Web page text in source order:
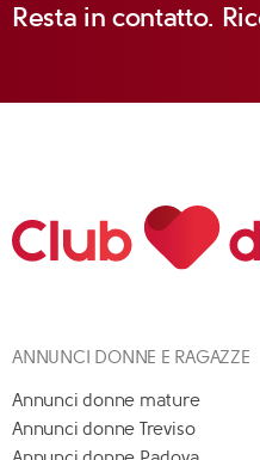
Resta in contatto.
ANNUNCI DONNE E RAGAZZE
Annunci donne mature
Annunci donne Treviso